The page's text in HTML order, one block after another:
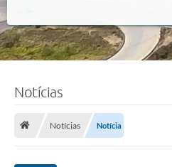
Notícias
Notícias Notícia